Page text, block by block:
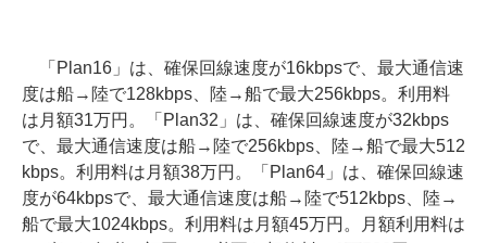
「Plan16」は、確保回線速度が16kbpsで、最大通信速
度は船→陸で128kbps、陸→船で最大256kbps。利用料
は月額31万円。「Plan32」は、確保回線速度が32kbps
で、最大通信速度は船→陸で256kbps、陸→船で最大512
kbps。利用料は月額38万円。「Plan64」は、確保回線速
度が64kbpsで、最大通信速度は船→陸で512kbps、陸→
船で最大1024kbps。利用料は月額45万円。月額利用料は